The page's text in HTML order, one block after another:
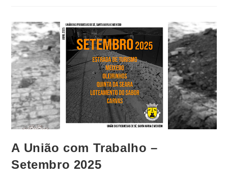
A União com Trabalho –
Setembro 2025